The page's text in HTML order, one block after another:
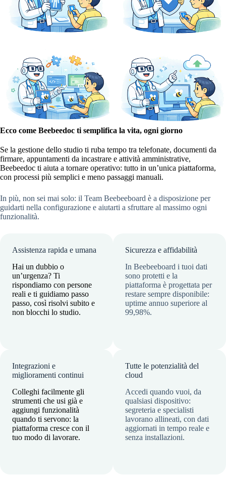
Ecco come Beebeedoc ti semplifica la vita, ogni giorno
Se la gestione dello studio ti ruba tempo tra telefonate, documenti da
firmare, appuntamenti da incastrare e attività amministrative,
Beebeedoc ti aiuta a tornare operativo: tutto in un’unica piattaforma,
con processi più semplici e meno passaggi manuali.
In più, non sei mai solo: il Team Beebeeboard è a disposizione per
guidarti nella configurazione e aiutarti a sfruttare al massimo ogni
funzionalità.
Assistenza rapida e umana
Hai un dubbio o
un’urgenza? Ti
rispondiamo con persone
reali e ti guidiamo passo
passo, così risolvi subito e
non blocchi lo studio.
Sicurezza e affidabilità
In Beebeeboard i tuoi dati
sono protetti e la
piattaforma è progettata per
restare sempre disponibile:
uptime annuo superiore al
99,98%.
Integrazioni e
miglioramenti continui
Colleghi facilmente gli
strumenti che usi già e
aggiungi funzionalità
quando ti servono: la
piattaforma cresce con il
tuo modo di lavorare.
Tutte le potenzialità del
cloud
Accedi quando vuoi, da
qualsiasi dispositivo:
segreteria e specialisti
lavorano allineati, con dati
aggiornati in tempo reale e
senza installazioni.